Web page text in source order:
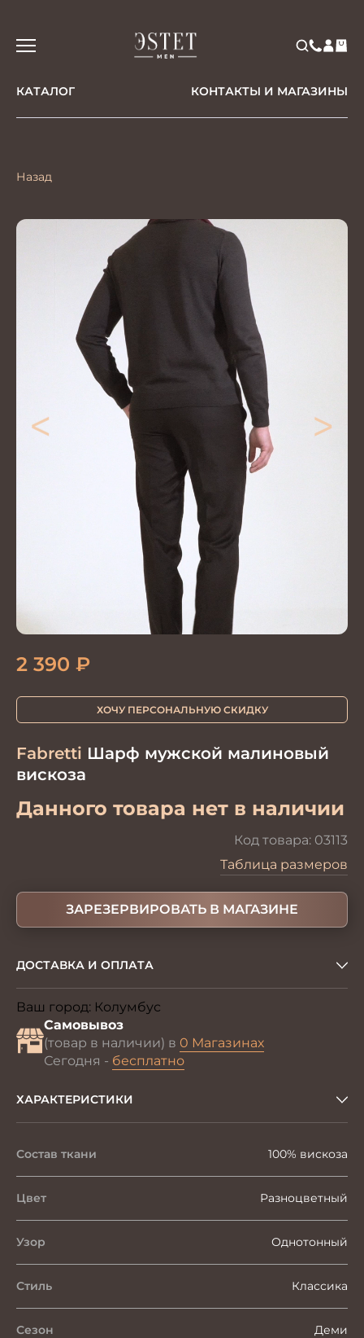
КАТАЛОГ КОНТАКТЫ И МАГАЗИНЫ
Назад
< >
Fabretti Шарф мужской малиновый
вискоза
Данного товара нет в наличии
Код товара: 03113
2 390 ₽
ХОЧУ ПЕРСОНАЛЬНУЮ СКИДКУ
Таблица размеров
ЗАРЕЗЕРВИРОВАТЬ В МАГАЗИНЕ
ДОСТАВКА И ОПЛАТА
Ваш город: Колумбус
Самовывоз
(товар в наличии) в 0 Магазинах
Сегодня - бесплатно
ХАРАКТЕРИСТИКИ
Состав ткани 100% вискоза
Цвет Разноцветный
Узор Однотонный
Стиль Классика
Сезон Деми